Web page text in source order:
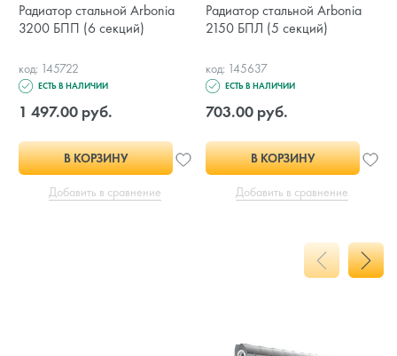
Радиатор стальной Arbonia
3200 БПП (6 секций)
код: 145722
ЕСТЬ В НАЛИЧИИ
1 497.00 руб.
В КОРЗИНУ
Добавить в сравнение
Радиатор стальной Arbonia
2150 БПЛ (5 секций)
код: 145637
ЕСТЬ В НАЛИЧИИ
703.00 руб.
В КОРЗИНУ
Добавить в сравнение